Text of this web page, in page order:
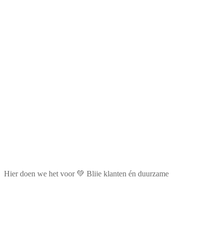
Hier doen we het voor 💚 Blije klanten én duurzame